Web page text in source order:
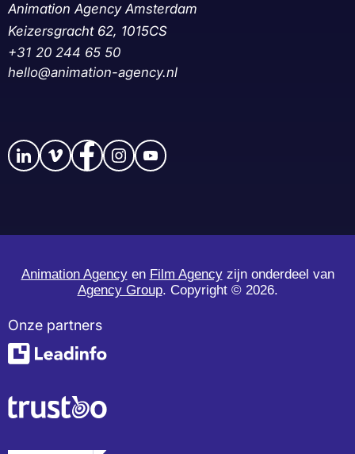
Animation Agency Amsterdam
Keizersgracht 62, 1015CS
+31 20 244 65 50‬
hello@animation-agency.nl
Animation Agencyen Film Agencyzijn onderdeel van
Agency Group. Copyright © 2026.
Onze partners